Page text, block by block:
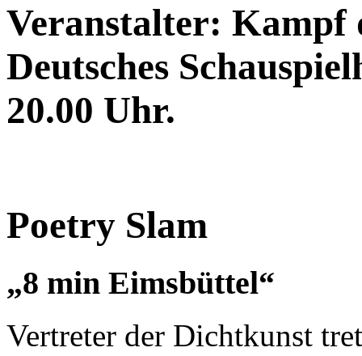
Veranstalter: Kampf
Deutsches
20.00 Uhr.
Poetry Slam
„8 min Eimsbüttel“
Vertreter der Dichtkunst